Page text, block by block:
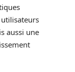
aussi une